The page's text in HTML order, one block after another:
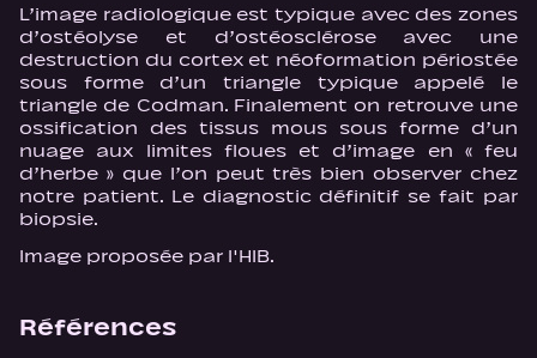
L’image radiologique est typique avec des zones
d’ostéolyse et d’ostéosclérose avec une
destruction du cortex et néoformation périostée
sous forme d’un triangle typique appelé le
triangle de Codman. Finalement on retrouve une
ossification des tissus mous sous forme d’un
nuage aux limites floues et d’image en « feu
d’herbe » que l’on peut très bien observer chez
notre patient. Le diagnostic définitif se fait par
biopsie.
Image proposée par l'HIB.
Références